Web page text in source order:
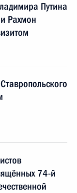
Путина
Рахмон
74-й